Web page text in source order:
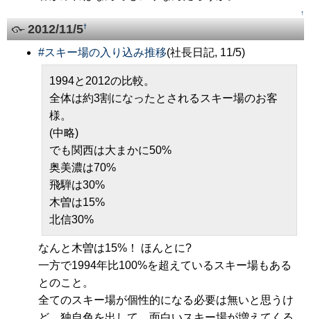
↑
2012/11/5†
#スキー場の入り込み推移(社長日記, 11/5)
1994と2012の比較。
全体は約3割になったとされるスキー場のお客
様。
(中略)
でも関西は大まかに50%
奥美濃は70%
飛騨は30%
木曽は15%
北信30%
なんと木曽は15%！ ほんとに?
一方で1994年比100%を超えているスキー場もある
とのこと。
全てのスキー場が個性的になる必要は無いと思うけ